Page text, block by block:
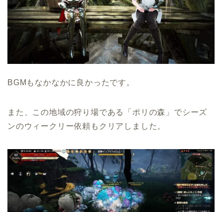
BGMもなかなかに良かったです。
また、この地域の狩り場である「ポリの森」でシーズ
ンのウィークリー依頼もクリアしました。